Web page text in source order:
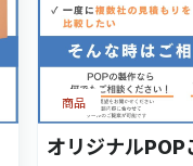
オリジナルPOP
商品